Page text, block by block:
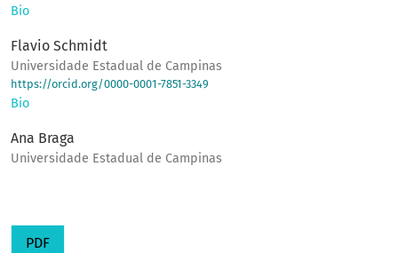
Bio
Flavio Schmidt
Universidade Estadual de Campinas
https://orcid.org/0000-0001-7851-3349
Bio
Ana Braga
Universidade Estadual de Campinas
PDF